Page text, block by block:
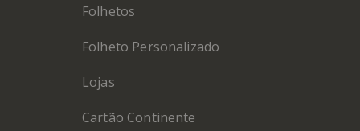
Folhetos
Folheto Personalizado
Lojas
Cartão Continente